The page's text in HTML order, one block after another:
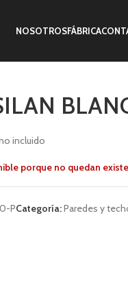
NOSOTROSFÁBRICA
incluido
porque no quedan
PCategoría:Paredes y